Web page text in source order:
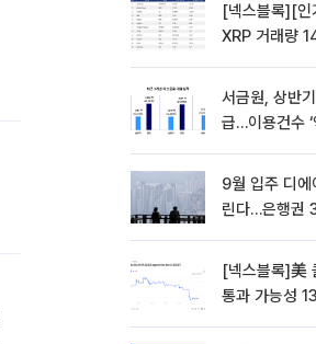
[넥스블록][인
XRP 거래량
서금원, 상반
급…이용건수 ‘
9월 입주 디에
린다…은행권
[넥스블록]美
통과 가능성